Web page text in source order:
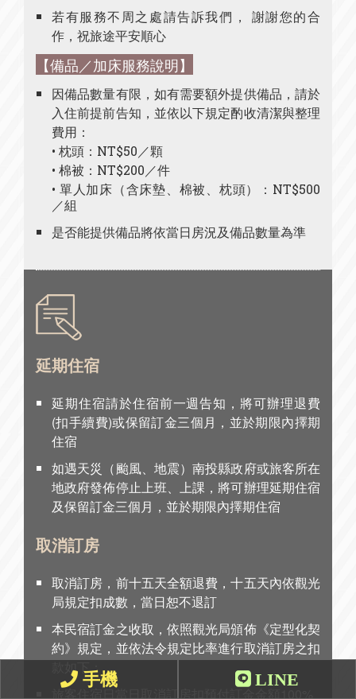
若有服務不周之處請告訴我們， 謝謝您的合
作，祝旅途平安順心
【備品／加床服務說明】
因備品數量有限，如有需要額外提供備品，請於
入住前提前告知，並依以下規定酌收清潔與整理
費用：
• 枕頭：NT$50／顆
• 棉被：NT$200／件
• 單人加床（含床墊、棉被、枕頭）：NT$500
／組
是否能提供備品將依當日房況及備品數量為準
延期住宿
延期住宿請於住宿前一週告知，將可辦理退費
(扣手續費)或保留訂金三個月，並於期限內擇期
住宿
如遇天災（颱風、地震）南投縣政府或旅客所在
地政府發佈停止上班、上課，將可辦理延期住宿
及保留訂金三個月，並於期限內擇期住宿
取消訂房
取消訂房，前十五天全額退費，十五天內依觀光
局規定扣成數，當日恕不退訂
本民宿訂金之收取，依照觀光局頒佈《定型化契
約》規定，並依法令規定比率進行取消訂房之扣
款如下：
旅客住宿日當日取消訂房扣預付訂金金額100%
手機 LINE